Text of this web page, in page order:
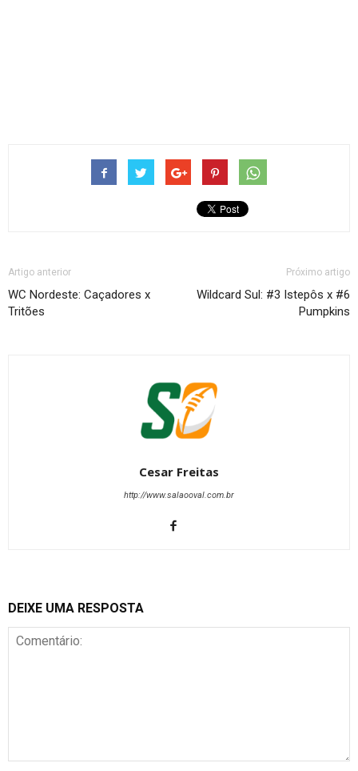
Artigo anterior
WC Nordeste: Caçadores x
Tritões
Próximo artigo
Wildcard Sul: #3 Istepôs x #6
Pumpkins
Cesar Freitas
http://www.salaooval.com.br
DEIXE UMA RESPOSTA